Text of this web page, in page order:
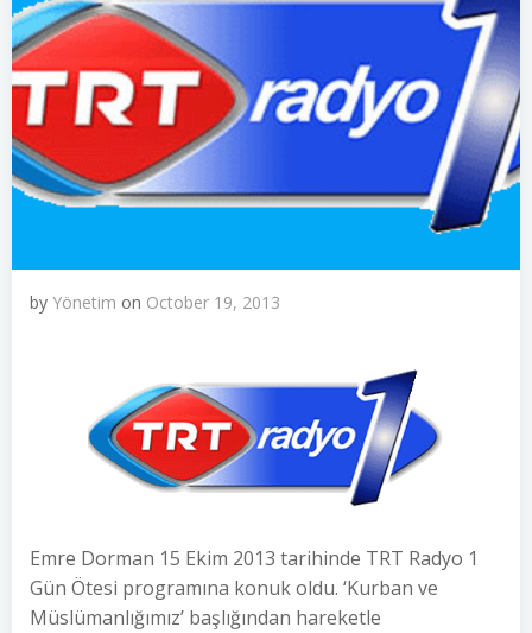
by Yönetim on October 19, 2013
Emre Dorman 15 Ekim 2013 tarihinde TRT Radyo 1
Gün Ötesi programına konuk oldu. ‘Kurban ve
Müslümanlığımız’ başlığından hareketle